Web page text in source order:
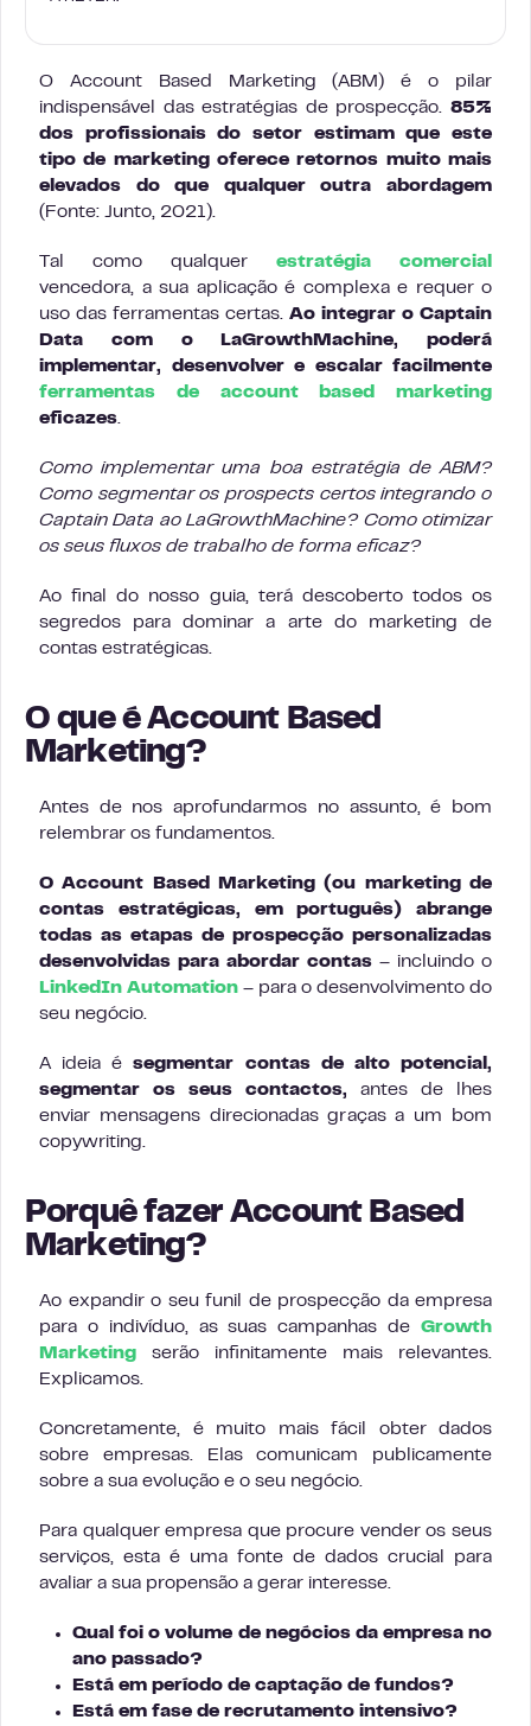
O Account Based Marketing (ABM) é o pilar
indispensável das estratégias de prospecção. 85%
dos profissionais do setor estimam que este
tipo de marketing oferece retornos muito mais
elevados do que qualquer outra abordagem
(Fonte: Junto, 2021).
Tal como qualquer estratégia comercial
vencedora, a sua aplicação é complexa e requer o
uso das ferramentas certas. Ao integrar o Captain
Data com o LaGrowthMachine, poderá
implementar, desenvolver e escalar facilmente
ferramentas de account based marketing
eficazes.
Como implementar uma boa estratégia de ABM?
Como segmentar os prospects certos integrando o
Captain Data ao LaGrowthMachine? Como otimizar
os seus fluxos de trabalho de forma eficaz?
Ao final do nosso guia, terá descoberto todos os
segredos para dominar a arte do marketing de
contas estratégicas.
O que é Account Based
Marketing?
Antes de nos aprofundarmos no assunto, é bom
relembrar os fundamentos.
O Account Based Marketing (ou marketing de
contas estratégicas, em português) abrange
todas as etapas de prospecção personalizadas
desenvolvidas para abordar contas – incluindo o
LinkedIn Automation – para o desenvolvimento do
seu negócio.
A ideia ésegmentar contas de alto potencial,
segmentar os seus contactos, antes de lhes
enviar mensagens direcionadas graças a um bom
copywriting.
Porquê fazer Account Based
Marketing?
Ao expandir o seu funil de prospecção da empresa
para o indivíduo, as suas campanhas de Growth
Marketing serão infinitamente mais relevantes.
Explicamos.
Concretamente, é muito mais fácil obter dados
sobre empresas. Elas comunicam publicamente
sobre a sua evolução e o seu negócio.
Para qualquer empresa que procure vender os seus
serviços, esta é uma fonte de dados crucial para
avaliar a sua propensão a gerar interesse.
Qual foi o volume de negócios da empresa no
ano passado?
Está em período de captação de fundos?
Está em fase de recrutamento intensivo?